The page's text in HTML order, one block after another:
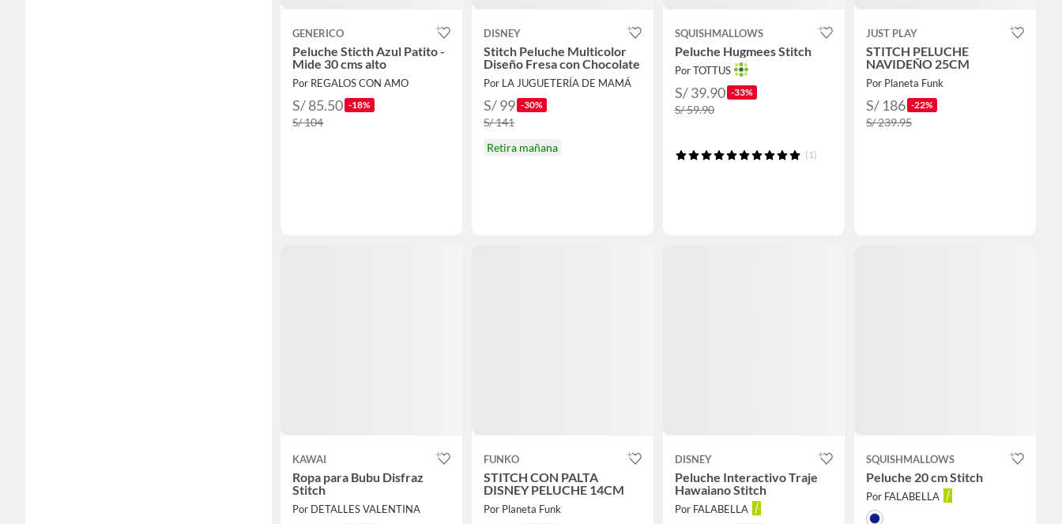
GENERICO
Peluche Sticth Azul Patito -
Mide 30 cms alto
Por REGALOS CON AMO
S/ 85.50 -18%
S/ 104
DISNEY
Stitch Peluche Multicolor
Diseño Fresa con Chocolate
Por LA JUGUETERÍA DE MAMÁ
S/ 99 -30%
S/ 141
Retira mañana
SQUISHMALLOWS
Peluche Hugmees Stitch
Por TOTTUS
S/ 39.90 -33%
S/ 59.90
(1)
JUST PLAY
STITCH PELUCHE
NAVIDEÑO 25CM
Por Planeta Funk
S/ 186 -22%
S/ 239.95
KAWAI
Ropa para Bubu Disfraz
Stitch
Por DETALLES VALENTINA
FUNKO
STITCH CON PALTA
DISNEY PELUCHE 14CM
Por Planeta Funk
DISNEY
Peluche Interactivo Traje
Hawaiano Stitch
Por FALABELLA
SQUISHMALLOWS
Peluche 20 cm Stitch
Por FALABELLA